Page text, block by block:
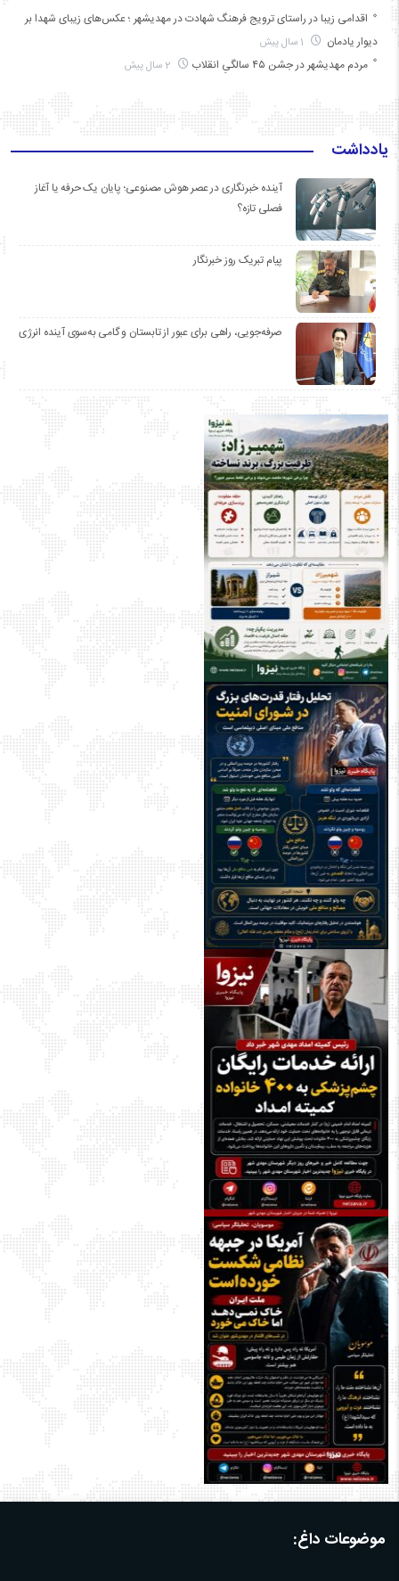
اقدامی زیبا در راستای ترویج فرهنگ شهادت در مهدیشهر ؛ عکس‌های زیبای شهدا بر
دیوار یادمان
مردم مهدیشهر در جشن ۴۵ سالگیِ انقلاب
یادداشت
آینده خبرنگاری در عصر هوش مصنوعی؛ پایان یک حرفه یا آغاز
فصلی تازه؟
پیام تبریک روز خبرنگار
صرفه‌جویی، راهی برای عبور از تابستان و گامی به‌سوی آینده انرژی
موضوعات داغ: